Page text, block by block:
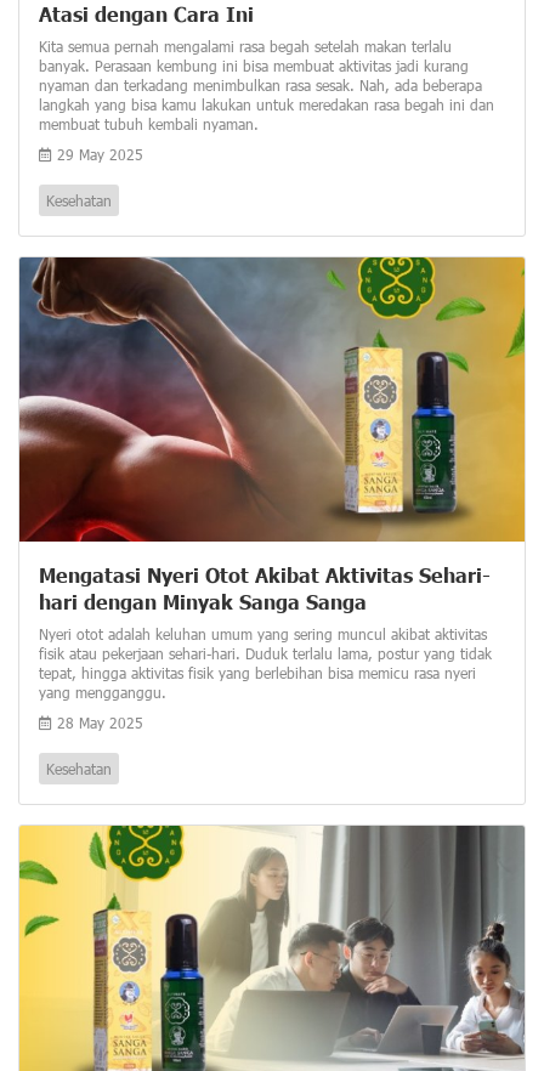
Atasi dengan Cara Ini
Kita semua pernah mengalami rasa begah setelah makan terlalu
banyak. Perasaan kembung ini bisa membuat aktivitas jadi kurang
nyaman dan terkadang menimbulkan rasa sesak. Nah, ada beberapa
langkah yang bisa kamu lakukan untuk meredakan rasa begah ini dan
membuat tubuh kembali nyaman.
29 May 2025
Kesehatan
Mengatasi Nyeri Otot Akibat Aktivitas Sehari-
hari dengan Minyak Sanga Sanga
Nyeri otot adalah keluhan umum yang sering muncul akibat aktivitas
fisik atau pekerjaan sehari-hari. Duduk terlalu lama, postur yang tidak
tepat, hingga aktivitas fisik yang berlebihan bisa memicu rasa nyeri
yang mengganggu.
28 May 2025
Kesehatan